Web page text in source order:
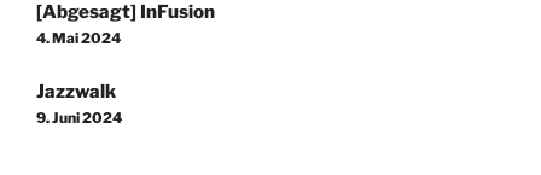
[Abgesagt] InFusion
4. Mai 2024
Jazzwalk
9. Juni 2024